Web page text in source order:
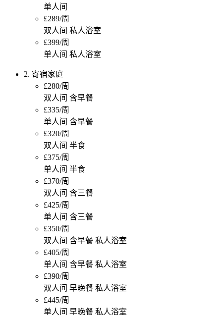
单人间
£289/周
双人间 私人浴室
£399/周
单人间 私人浴室
2. 寄宿家庭
£280/周
双人间 含早餐
£335/周
单人间 含早餐
£320/周
双人间 半食
£375/周
单人间 半食
£370/周
双人间 含三餐
£425/周
单人间 含三餐
£350/周
双人间 含早餐 私人浴室
£405/周
单人间 含早餐 私人浴室
£390/周
双人间 早晚餐 私人浴室
£445/周
单人间 早晚餐 私人浴室